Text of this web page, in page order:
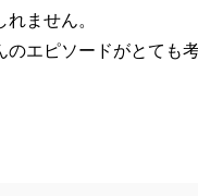
ません。
エピソードがとても